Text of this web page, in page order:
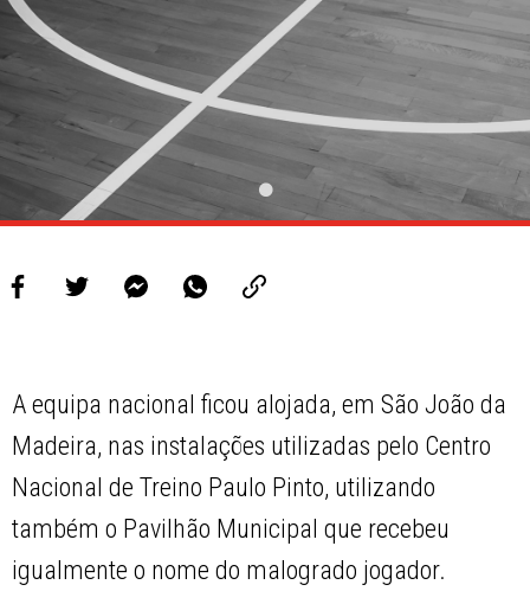
A equipa nacional ficou alojada, em São João da
Madeira, nas instalações utilizadas pelo Centro
Nacional de Treino Paulo Pinto, utilizando
também o Pavilhão Municipal que recebeu
igualmente o nome do malogrado jogador.